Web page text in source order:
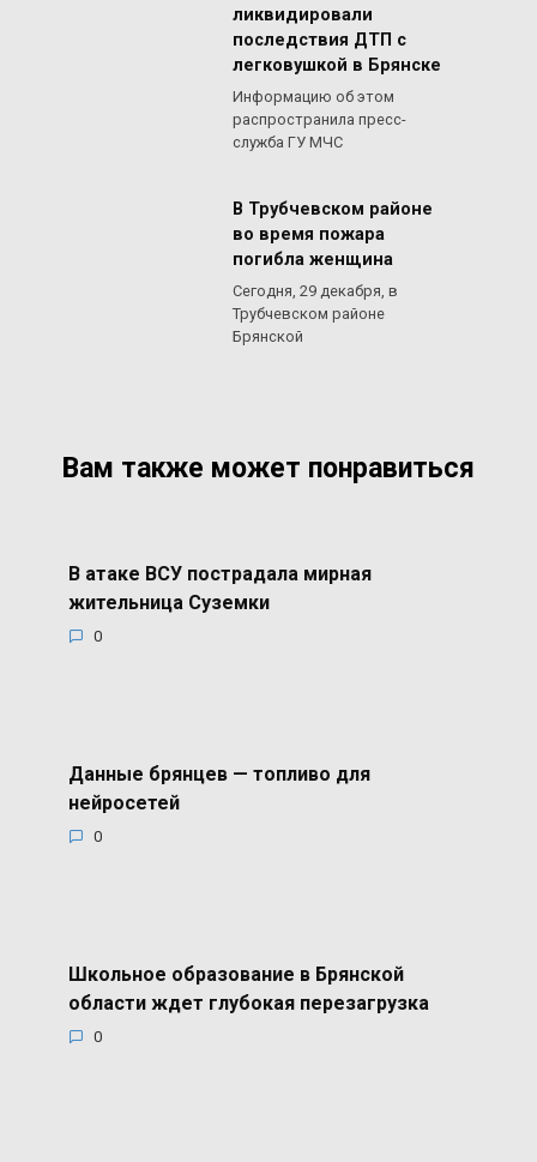
ликвидировали
последствия ДТП с
легковушкой в Брянске
Информацию об этом
распространила пресс-
служба ГУ МЧС
В Трубчевском районе
во время пожара
погибла женщина
Сегодня, 29 декабря, в
Трубчевском районе
Брянской
Вам также может понравиться
В атаке ВСУ пострадала мирная
жительница Суземки
0
Данные брянцев — топливо для
нейросетей
0
Школьное образование в Брянской
области ждет глубокая перезагрузка
0